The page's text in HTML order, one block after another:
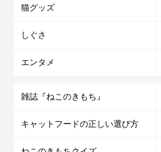
猫グッズ
しぐさ
エンタメ
雑誌『ねこのきもち』
キャットフードの正しい選び方